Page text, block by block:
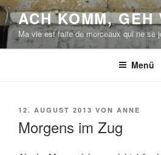
Zum
Inhalt
springen
ACH KOMM, GEH
Ma vie est faite de morceaux qui ne se
Menü
VERÖFFENTLICHT
12. AUGUST 2013 VON ANNE
Morgens im Zug